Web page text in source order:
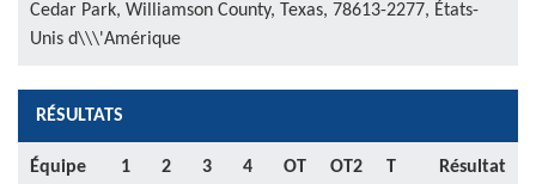
Cedar Park, Williamson County, Texas, 78613-2277, États-
Unis d\\\'Amérique
RÉSULTATS
Équipe 1 2 3 4 OT OT2 T Résultat